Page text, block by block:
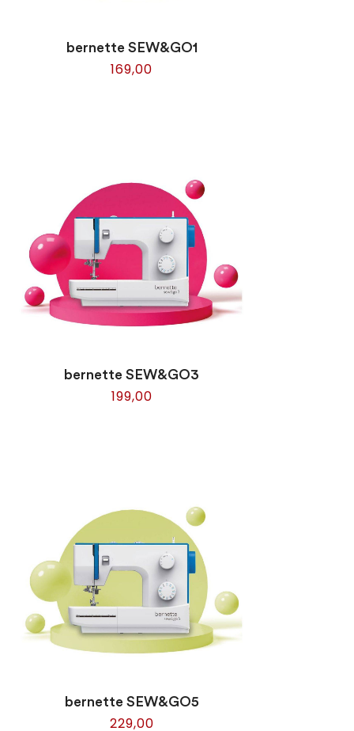
bernette SEW&GO1
169,00
bernette SEW&GO3
199,00
bernette SEW&GO5
229,00